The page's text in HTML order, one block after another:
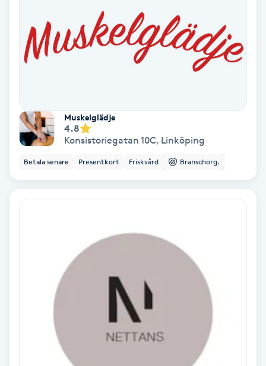
Nagelförlängning akryl
Nagelförlängning gelé
Nagelförlängning silke
Nagelförstärkning
Naglar borttagning
Naglar reparation
Muskelglädje
4.8
Konsistoriegatan 10C, Linköping
Betala senare Presentkort Friskvård Branschorg.